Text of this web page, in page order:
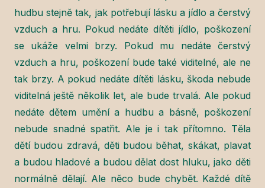
hudbu stejně tak, jak potřebují lásku a jídlo a čerstvý
vzduch a hru. Pokud nedáte dítěti jídlo, poškození
se ukáže velmi brzy. Pokud mu nedáte čerstvý
vzduch a hru, poškození bude také viditelné, ale ne
tak brzy. A pokud nedáte dítěti lásku, škoda nebude
viditelná ještě několik let, ale bude trvalá. Ale pokud
nedáte dětem umění a hudbu a básně, poškození
nebude snadné spatřit. Ale je i tak přítomno. Těla
dětí budou zdravá, děti budou běhat, skákat, plavat
a budou hladové a budou dělat dost hluku, jako děti
normálně dělají. Ale něco bude chybět. Každé dítě